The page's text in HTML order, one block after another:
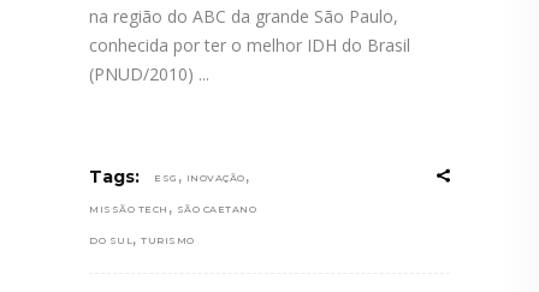
na região do ABC da grande São Paulo,
conhecida por ter o melhor IDH do Brasil
(PNUD/2010)
Tags: ESG , INOVAÇÃO ,
MISSÃO TECH , SÃO CAETANO
DO SUL , TURISMO